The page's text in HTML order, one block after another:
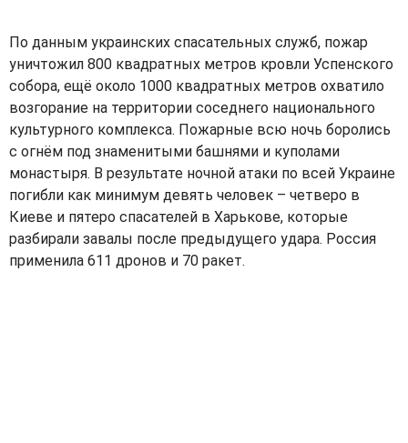
По данным украинских спасательных служб, пожар
уничтожил 800 квадратных метров кровли Успенского
собора, ещё около 1000 квадратных метров охватило
возгорание на территории соседнего национального
культурного комплекса. Пожарные всю ночь боролись
с огнём под знаменитыми башнями и куполами
монастыря. В результате ночной атаки по всей Украине
погибли как минимум девять человек – четверо в
Киеве и пятеро спасателей в Харькове, которые
разбирали завалы после предыдущего удара. Россия
применила 611 дронов и 70 ракет.